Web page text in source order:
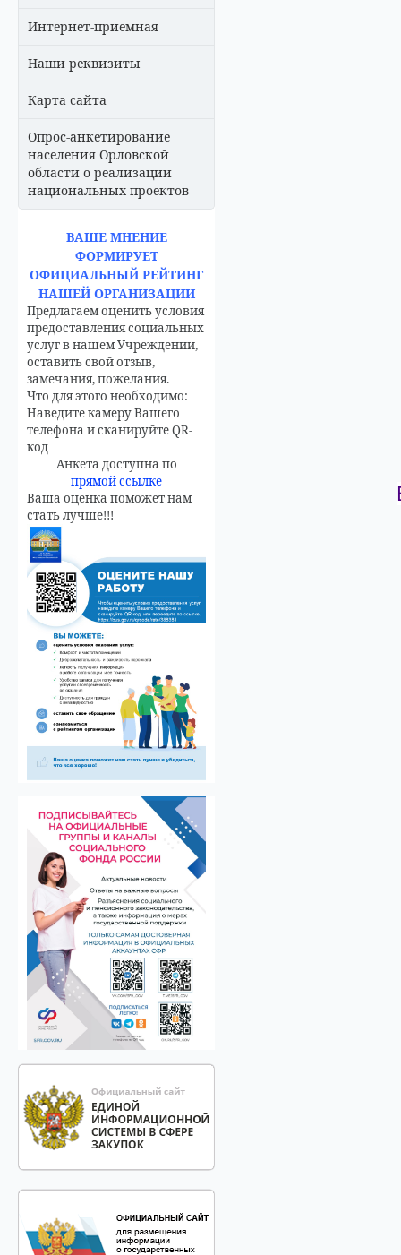
Интернет-приемная
Наши реквизиты
Карта сайта
Опрос-анкетирование
населения Орловской
области о реализации
национальных проектов
ВАШЕ МНЕНИЕ
ФОРМИРУЕТ
ОФИЦИАЛЬНЫЙ РЕЙТИНГ
НАШЕЙ ОРГАНИЗАЦИИ
Предлагаем оценить условия
предоставления социальных
услуг в нашем Учреждении,
оставить свой отзыв,
замечания, пожелания.
Что для этого необходимо:
Наведите камеру Вашего
телефона и сканируйте QR-
код
Анкета доступна по
прямой ссылке
Ваша оценка поможет нам
стать лучше!!!